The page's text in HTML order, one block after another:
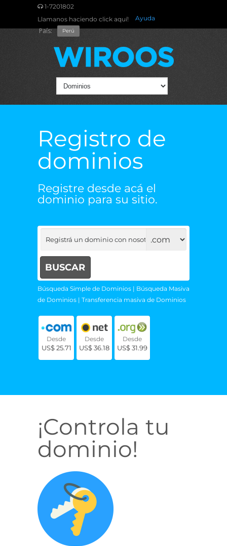
1-7201802
Llamanos haciendo click aquí!
Ayuda
País: Perú
Registro de
dominios
Registre desde acá el
dominio para su sitio.
Búsqueda Simple de Dominios | Búsqueda Masiva
de Dominios | Transferencia masiva de Dominios
Desde
US$ 25.71
Desde
US$ 36.18
Desde
US$ 31.99
¡Controla tu
dominio!